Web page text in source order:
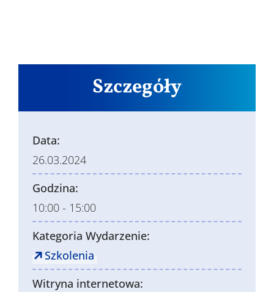
Szczegóły
Data:
26.03.2024
Godzina:
10:00 - 15:00
Kategoria Wydarzenie:
Szkolenia
Witryna internetowa: